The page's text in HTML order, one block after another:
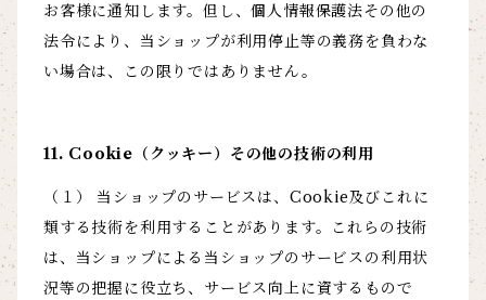
お客様に通知します。但し、個人情報保護法その他の
法令により、当ショップが利用停止等の義務を負わな
い場合は、この限りではありません。
11. Cookie（クッキー）その他の技術の利用
（１） 当ショップのサービスは、Cookie及びこれに
類する技術を利用することがあります。これらの技術
は、当ショップによる当ショップのサービスの利用状
況等の把握に役立ち、サービス向上に資するもので